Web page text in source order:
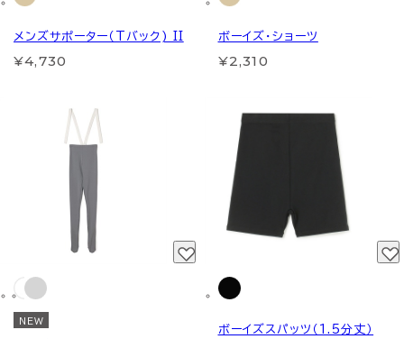
メンズサポーター（Tバック) II
¥4,730
ボーイズ・ショーツ
¥2,310
NEW
ボーイズスパッツ（1.5分丈）